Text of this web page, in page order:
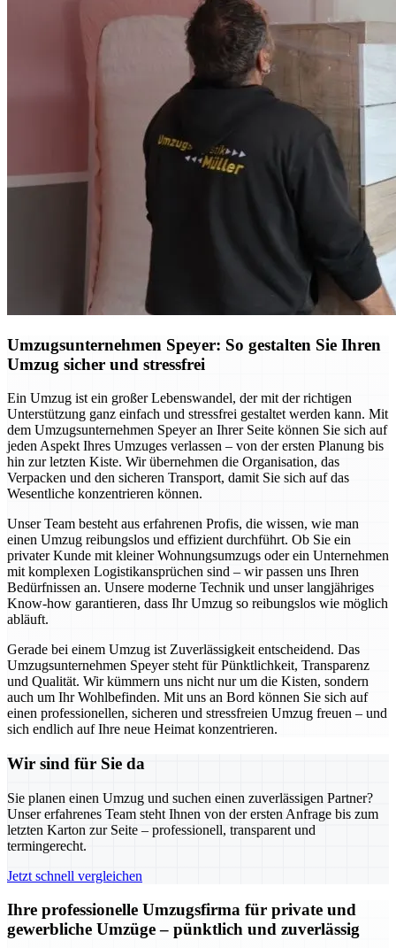
Umzugsunternehmen Speyer: So gestalten Sie Ihren
Umzug sicher und stressfrei
Ein Umzug ist ein großer Lebenswandel, der mit der richtigen
Unterstützung ganz einfach und stressfrei gestaltet werden kann. Mit
dem Umzugsunternehmen Speyer an Ihrer Seite können Sie sich auf
jeden Aspekt Ihres Umzuges verlassen – von der ersten Planung bis
hin zur letzten Kiste. Wir übernehmen die Organisation, das
Verpacken und den sicheren Transport, damit Sie sich auf das
Wesentliche konzentrieren können.
Unser Team besteht aus erfahrenen Profis, die wissen, wie man
einen Umzug reibungslos und effizient durchführt. Ob Sie ein
privater Kunde mit kleiner Wohnungsumzugs oder ein Unternehmen
mit komplexen Logistikansprüchen sind – wir passen uns Ihren
Bedürfnissen an. Unsere moderne Technik und unser langjähriges
Know-how garantieren, dass Ihr Umzug so reibungslos wie möglich
abläuft.
Gerade bei einem Umzug ist Zuverlässigkeit entscheidend. Das
Umzugsunternehmen Speyer steht für Pünktlichkeit, Transparenz
und Qualität. Wir kümmern uns nicht nur um die Kisten, sondern
auch um Ihr Wohlbefinden. Mit uns an Bord können Sie sich auf
einen professionellen, sicheren und stressfreien Umzug freuen – und
sich endlich auf Ihre neue Heimat konzentrieren.
Wir sind für Sie da
Sie planen einen Umzug und suchen einen zuverlässigen Partner?
Unser erfahrenes Team steht Ihnen von der ersten Anfrage bis zum
letzten Karton zur Seite – professionell, transparent und
termingerecht.
Jetzt schnell vergleichen
Ihre professionelle Umzugsfirma für private und
gewerbliche Umzüge – pünktlich und zuverlässig